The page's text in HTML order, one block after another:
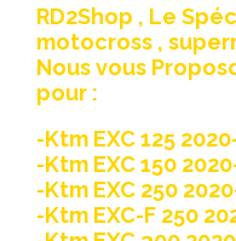
RD2Shop , Le
motocross ,
Nous vous
pour :
-Ktm EXC 125
-Ktm EXC 150
-Ktm EXC 250
-Ktm EXC-F 250